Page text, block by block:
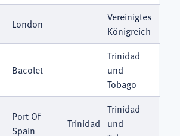
London
Vereinigtes
Königreich
Bacolet
Trinidad
und
Tobago
Port Of
Spain
Trinidad
Trinidad
und